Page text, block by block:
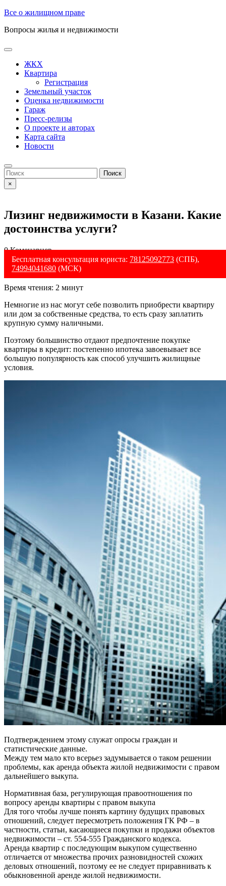
Skip
content
Все о жилищном праве
Вопросы жилья и недвижимости
Open
ButtonЖКХ
Квартира
Регистрация
Земельный участок
Оценка недвижимости
Гараж
Пресс-релизы
О проекте и авторах
Карта сайта
Новости
Close
Button
Search
for:
×
Лизинг недвижимости в Казани. Какие
достоинства услуги?
0 Коменариев
Бесплатная консультация юриста: 78125092773 (СПБ),
74994041680 (МСК)
Время чтения: 2 минут
Немногие из нас могут себе позволить приобрести квартиру
или дом за собственные средства, то есть сразу заплатить
крупную сумму наличными.
Поэтому большинство отдают предпочтение покупке
квартиры в кредит: постепенно ипотека завоевывает все
большую популярность как способ улучшить жилищные
условия.
Подтверждением этому служат опросы граждан и
статистические данные.
Между тем мало кто всерьез задумывается о таком решении
проблемы, как аренда объекта жилой недвижимости с правом
дальнейшего выкупа.
Нормативная база, регулирующая правоотношения по
вопросу аренды квартиры с правом выкупа
Для того чтобы лучше понять картину будущих правовых
отношений, следует пересмотреть положения ГК РФ – в
частности, статьи, касающиеся покупки и продажи объектов
недвижимости – ст. 554-555 Гражданского кодекса.
Аренда квартир с последующим выкупом существенно
отличается от множества прочих разновидностей схожих
деловых отношений, поэтому ее не следует приравнивать к
обыкновенной аренде жилой недвижимости.